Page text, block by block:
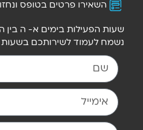
השאירו פרטים בטופס
שעות הפעילות בימים א- ה בין השעות
נשמח לעמוד לשירותכם בשעות